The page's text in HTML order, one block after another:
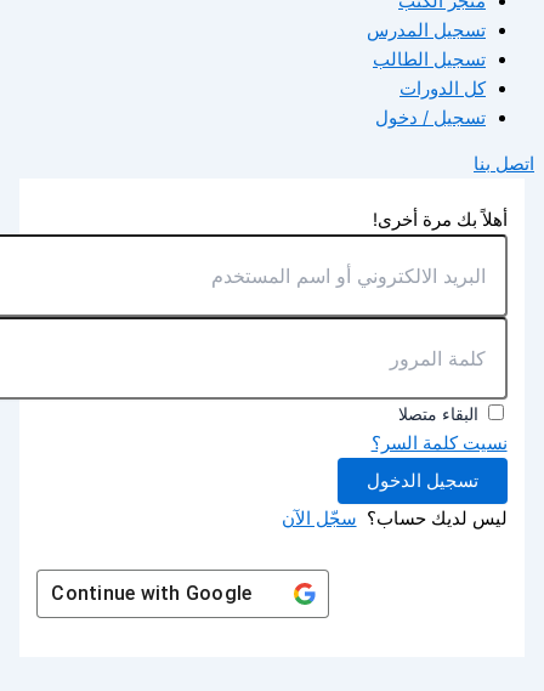
تسجيل المدرس
تسجيل الطالب
كل الدورات
تسجيل / دخول
اتصل بنا
أهلاً بك مرة أخرى!
البقاء متصلا
نسيت كلمة السر؟
تسجيل الدخول
ليس لديك حساب؟ سجّل الآن
Continue withGoogle